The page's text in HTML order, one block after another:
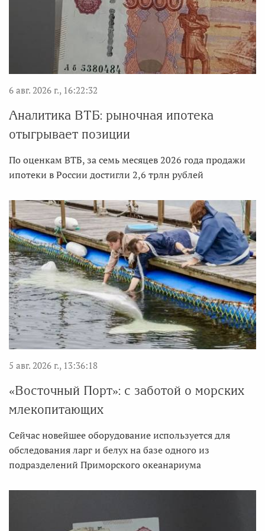
6 авг. 2026 г., 16:22:32
Аналитика ВТБ: рыночная ипотека
отыгрывает позиции
По оценкам ВТБ, за семь месяцев 2026 года продажи
ипотеки в России достигли 2,6 трлн рублей
5 авг. 2026 г., 13:36:18
«Восточный Порт»: с заботой о морских
млекопитающих
Сейчас новейшее оборудование используется для
обследования ларг и белух на базе одного из
подразделений Приморского океанариума